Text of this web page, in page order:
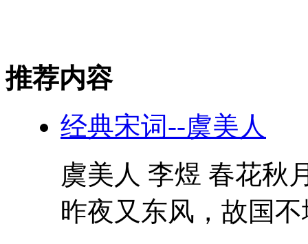
推荐内容
经典宋词--虞美人
虞美人 李煜 春花秋
昨夜又东风，故国